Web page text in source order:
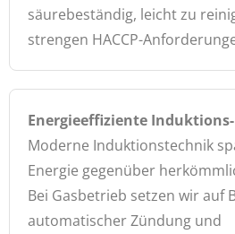
säurebeständig, leicht zu
strengen HACCP-
Energieeffiziente
Moderne Induktionstechnik
Energie gegenüber
Bei Gasbetrieb setzen wir auf
automatischer Zündung und